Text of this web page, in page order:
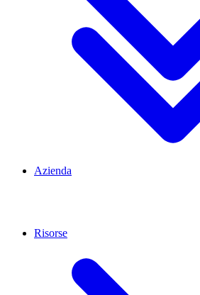
Azienda
Risorse